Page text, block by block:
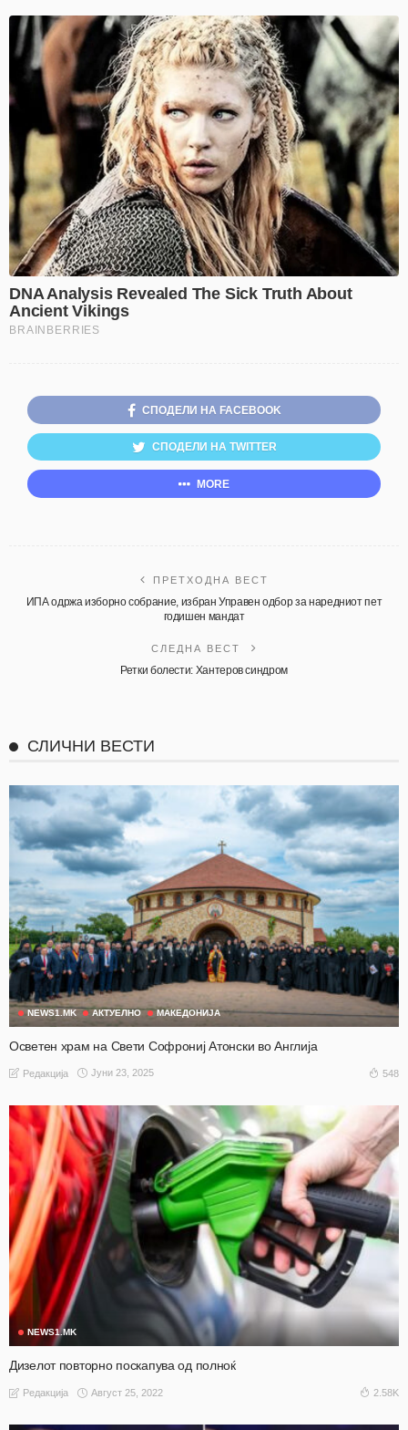
СПОДЕЛИ НА FACEBOOK
СПОДЕЛИ НА TWITTER
MORE
ПРЕТХОДНА ВЕСТ
ИПА одржа изборно собрание, избран Управен одбор за наредниот пет
годишен мандат
СЛЕДНА ВЕСТ
Ретки болести: Хантеров синдром
СЛИЧНИ ВЕСТИ
NEWS1.MK АКТУЕЛНО МАКЕДОНИЈА
Осветен храм на Свети Софрониј Атонски во Англија
Редакција Јуни 23, 2025 548
NEWS1.MK
Дизелот повторно поскапува од полноќ
Редакција Август 25, 2022 2.58K